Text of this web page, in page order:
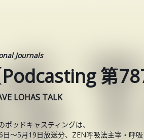
Journals
Podcasting 第
LOHAS TALK
ポッドキャスティングは、
日〜5月19日放送分、ZEN呼吸法主宰・呼吸